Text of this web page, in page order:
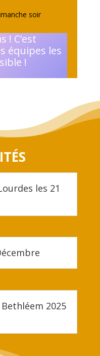
soir
! C’est
équipes les
!
les 21
2025